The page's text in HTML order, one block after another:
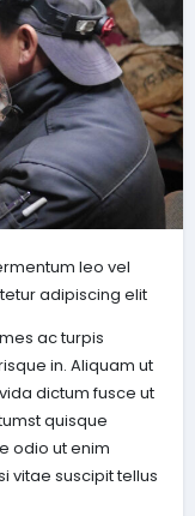
leo vel
adipiscing elit
ac turpis
in. Aliquam ut
dictum fusce ut
quisque
odio ut enim
vitae suscipit tellus